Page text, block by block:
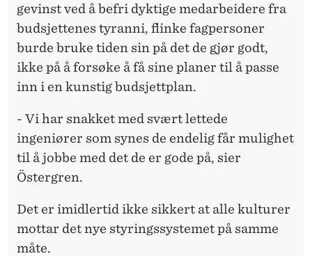
gevinst ved å befri dyktige medarbeidere fra
budsjettenes tyranni, flinke fagpersoner
burde bruke tiden sin på det de gjør godt,
ikke på å forsøke å få sine planer til å passe
inn i en kunstig budsjettplan.
- Vi har snakket med svært lettede
ingeniører som synes de endelig får mulighet
til å jobbe med det de er gode på, sier
Östergren.
Det er imidlertid ikke sikkert at alle kulturer
mottar det nye styringssystemet på samme
måte.